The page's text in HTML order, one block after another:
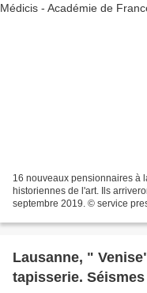
16 nouveaux pensionnaires à
historiennes de l'art. Ils
septembre 2019. © service
plastiques/Residences-a-la-
Lausanne, "
tapisserie.